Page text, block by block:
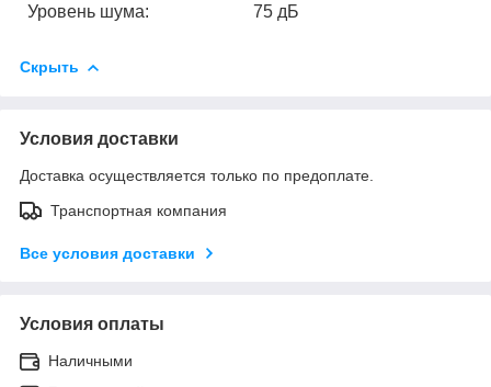
Уровень шума: 75 дБ
Скрыть
Условия доставки
Доставка осуществляется только по предоплате.
Транспортная компания
Все условия доставки
Условия оплаты
Наличными